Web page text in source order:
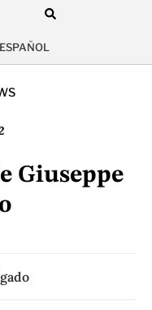
ESPAÑOL
Giuseppe